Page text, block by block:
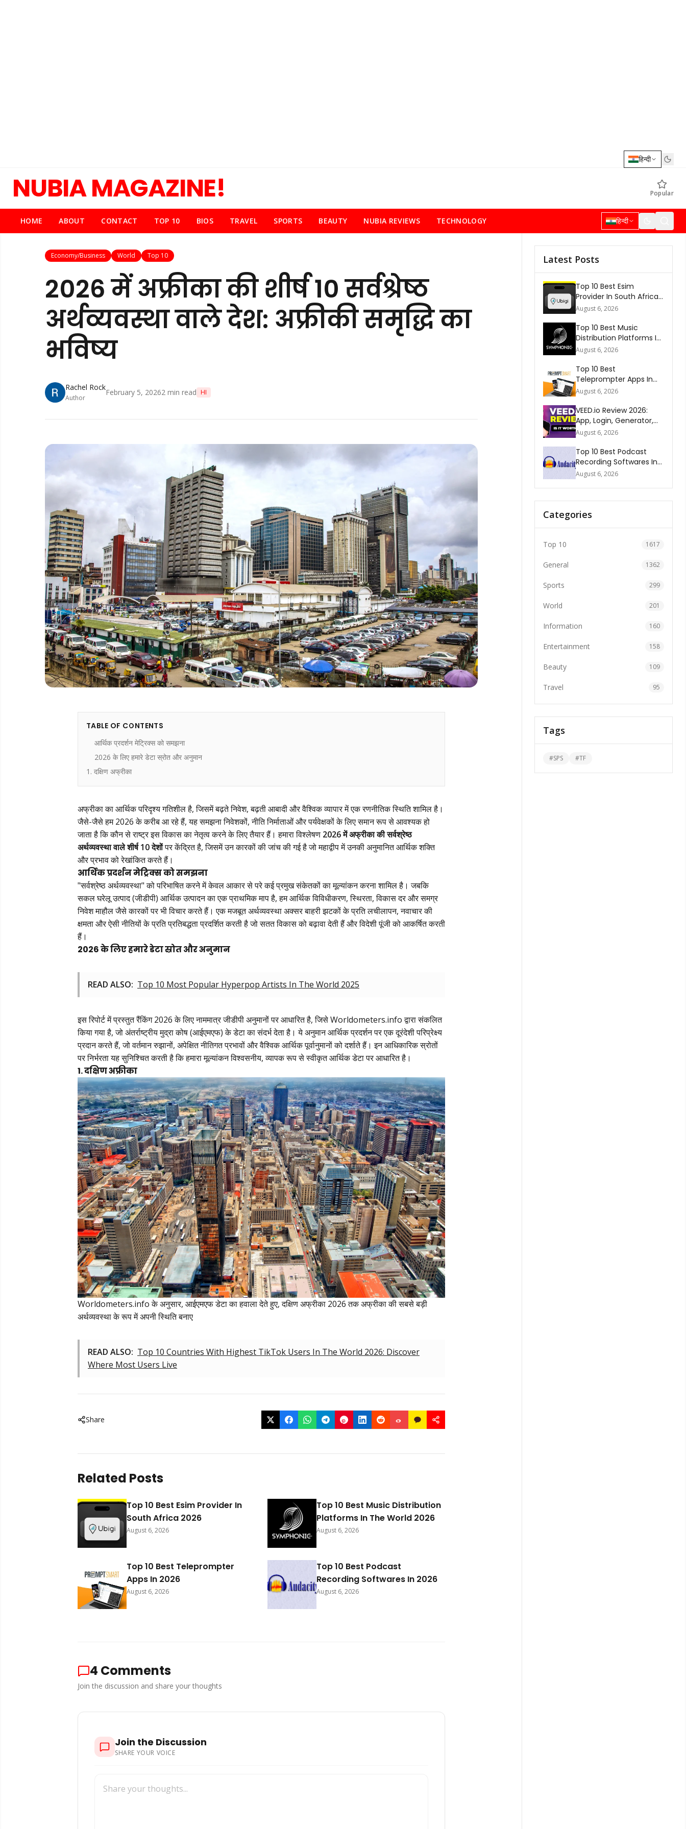
हिन्दी
NUBIA MAGAZINE! Popular
HOME ABOUT CONTACT TOP 10 BIOS TRAVEL SPORTS BEAUTY NUBIA REVIEWS TECHNOLOGY हिन्दी
Economy/Business World Top 10
2026 में अफ्रीका की शीर्ष 10 सर्वश्रेष्ठ
अर्थव्यवस्था वाले देश: अफ्रीकी समृद्धि का
भविष्य
Rachel Rock
Author
February 5, 20262 min read HI
TABLE OF CONTENTS
आर्थिक प्रदर्शन मेट्रिक्स को समझना
2026 के लिए हमारे डेटा स्रोत और अनुमान
1. दक्षिण अफ्रीका
अफ्रीका का आर्थिक परिदृश्य गतिशील है, जिसमें बढ़ते निवेश, बढ़ती आबादी और वैश्विक व्यापार में एक रणनीतिक स्थिति शामिल है।
जैसे-जैसे हम 2026 के करीब आ रहे हैं, यह समझना निवेशकों, नीति निर्माताओं और पर्यवेक्षकों के लिए समान रूप से आवश्यक हो
जाता है कि कौन से राष्ट्र इस विकास का नेतृत्व करने के लिए तैयार हैं। हमारा विश्लेषण 2026 में अफ्रीका की सर्वश्रेष्ठ
अर्थव्यवस्था वाले शीर्ष 10 देशोंपर केंद्रित है, जिसमें उन कारकों की जांच की गई है जो महाद्वीप में उनकी अनुमानित आर्थिक शक्ति
और प्रभाव को रेखांकित करते हैं।
आर्थिक प्रदर्शन मेट्रिक्स को समझना
"सर्वश्रेष्ठ अर्थव्यवस्था" को परिभाषित करने में केवल आकार से परे कई प्रमुख संकेतकों का मूल्यांकन करना शामिल है। जबकि
सकल घरेलू उत्पाद (जीडीपी) आर्थिक उत्पादन का एक प्राथमिक माप है, हम आर्थिक विविधीकरण, स्थिरता, विकास दर और समग्र
निवेश माहौल जैसे कारकों पर भी विचार करते हैं। एक मजबूत अर्थव्यवस्था अक्सर बाहरी झटकों के प्रति लचीलापन, नवाचार की
क्षमता और ऐसी नीतियों के प्रति प्रतिबद्धता प्रदर्शित करती है जो सतत विकास को बढ़ावा देती हैं और विदेशी पूंजी को आकर्षित करती
हैं।
2026 के लिए हमारे डेटा स्रोत और अनुमान
READ ALSO: Top 10 Most Popular Hyperpop Artists In The World 2025
इस रिपोर्ट में प्रस्तुत रैंकिंग 2026 के लिए नाममात्र जीडीपी अनुमानों पर आधारित है, जिसे Worldometers.info द्वारा संकलित
किया गया है, जो अंतर्राष्ट्रीय मुद्रा कोष (आईएमएफ) के डेटा का संदर्भ देता है। ये अनुमान आर्थिक प्रदर्शन पर एक दूरंदेशी परिप्रेक्ष्य
प्रदान करते हैं, जो वर्तमान रुझानों, अपेक्षित नीतिगत प्रभावों और वैश्विक आर्थिक पूर्वानुमानों को दर्शाते हैं। इन आधिकारिक स्रोतों
पर निर्भरता यह सुनिश्चित करती है कि हमारा मूल्यांकन विश्वसनीय, व्यापक रूप से स्वीकृत आर्थिक डेटा पर आधारित है।
1. दक्षिण अफ्रीका
Worldometers.info के अनुसार, आईएमएफ डेटा का हवाला देते हुए, दक्षिण अफ्रीका 2026 तक अफ्रीका की सबसे बड़ी
अर्थव्यवस्था के रूप में अपनी स्थिति बनाए
READ ALSO: Top 10 Countries With Highest TikTok Users In The World 2026: Discover
Where Most Users Live
Share
Related Posts
Top 10 Best Esim Provider In
South Africa 2026
August 6, 2026
Top 10 Best Music Distribution
Platforms In The World 2026
August 6, 2026
Top 10 Best Teleprompter
Apps In 2026
August 6, 2026
Top 10 Best Podcast
Recording Softwares In 2026
August 6, 2026
4 Comments
Join the discussion and share your thoughts
Join the Discussion
SHARE YOUR VOICE
Latest Posts
Top 10 Best Esim
Provider In South Africa
2026
August 6, 2026
Top 10 Best Music
Distribution Platforms In
The World 2026
August 6, 2026
Top 10 Best
Teleprompter Apps In
2026
August 6, 2026
VEED.io Review 2026:
App, Login, Generator,
Download, AI & FAQs
August 6, 2026
Top 10 Best Podcast
Recording Softwares In
2026
August 6, 2026
Categories
Top 10 1617
General 1362
Sports 299
World 201
Information 160
Entertainment 158
Beauty 109
Travel 95
Tags
#SPS #TF